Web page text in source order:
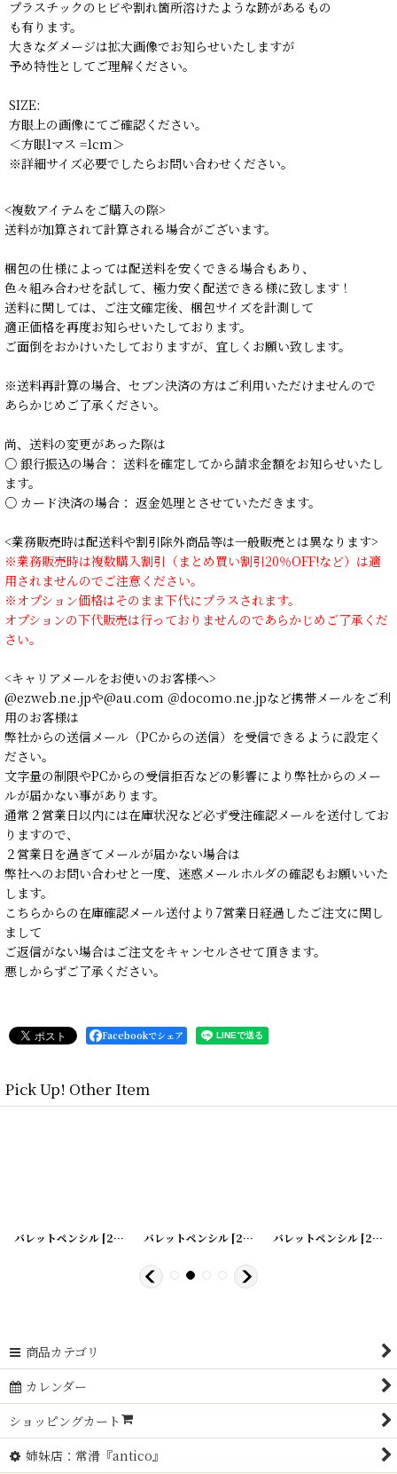
プラスチックのヒビや割れ箇所溶けたような跡があるもの
も有ります。
大きなダメージは拡大画像でお知らせいたしますが
予め特性としてご理解ください。
SIZE:
方眼上の画像にてご確認ください。
＜方眼1マス =1cm＞
※詳細サイズ必要でしたらお問い合わせください。
<複数アイテムをご購入の際>
送料が加算されて計算される場合がございます。
梱包の仕様によっては配送料を安くできる場合もあり、
色々組み合わせを試して、極力安く配送できる様に致します！
送料に関しては、ご注文確定後、梱包サイズを計測して
適正価格を再度お知らせいたしております。
ご面倒をおかけいたしておりますが、宜しくお願い致します。
※送料再計算の場合、セブン決済の方はご利用いただけませんので
あらかじめご了承ください。
尚、送料の変更があった際は
○ 銀行振込の場合： 送料を確定してから請求金額をお知らせいたし
ます。
○ カード決済の場合： 返金処理とさせていただきます。
<業務販売時は配送料や割引除外商品等は一般販売とは異なります>
※業務販売時は複数購入割引（まとめ買い割引20％OFF!など）は適
用されませんのでご注意ください。
※オプション価格はそのまま下代にプラスされます。
オプションの下代販売は行っておりませんのであらかじめご了承くだ
さい。
<キャリアメールをお使いのお客様へ>
@ezweb.ne.jpや@au.com ＠docomo.ne.jpなど携帯メールをご利
用のお客様は
弊社からの送信メール（PCからの送信）を受信できるように設定く
ださい。
文字量の制限やPCからの受信拒否などの影響により弊社からのメー
ルが届かない事があります。
通常２営業日以内には在庫状況など必ず受注確認メールを送付してお
りますので、
２営業日を過ぎてメールが届かない場合は
弊社へのお問い合わせと一度、迷惑メールホルダの確認もお願いいた
します。
こちらからの在庫確認メール送付より7営業日経過したご注文に関し
まして
ご返信がない場合はご注文をキャンセルさせて頂きます。
悪しからずご了承ください。
Facebookでシェア
Pick Up! Other Item
]
バレットペンシル [200526-5 ]
バレットペンシル [200526-6 ]
バレットペンシル [200526-7
商品カテゴリ
カレンダー
ショッピングカート
姉妹店：常滑『antico』